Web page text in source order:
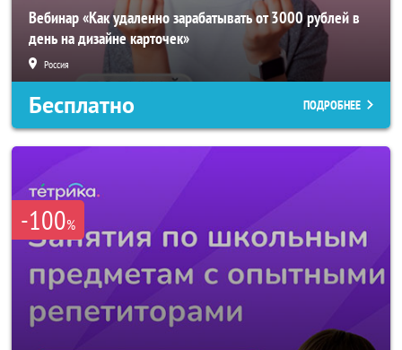
Вебинар «Как удаленно зарабатывать от 3000 рублей в
день на дизайне карточек»
Россия
Бесплатно ПОДРОБНЕЕ
-100%